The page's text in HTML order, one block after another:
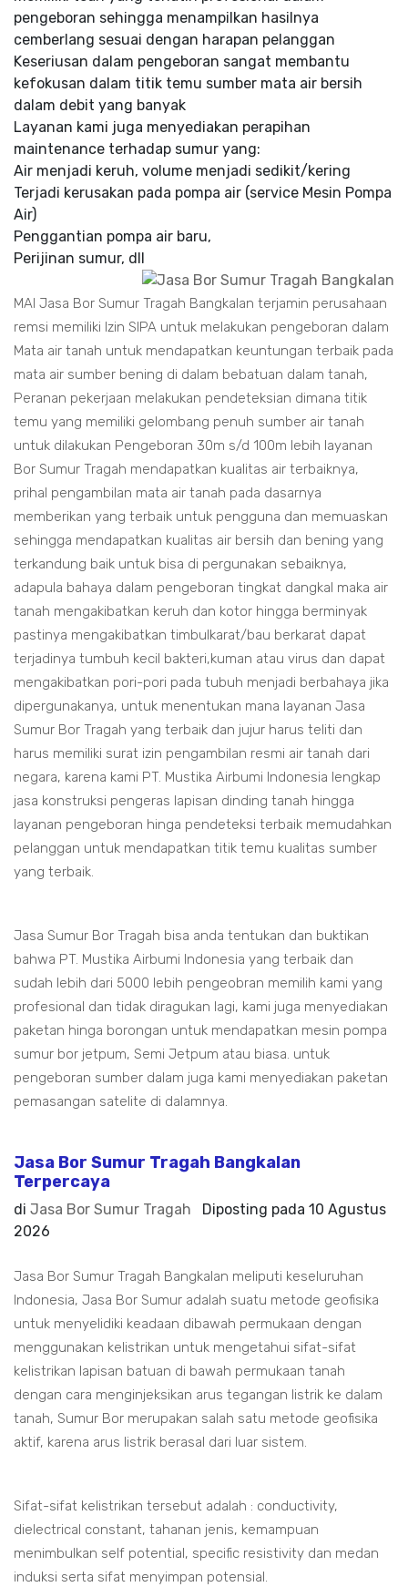
pengeboran sehingga menampilkan hasilnya
cemberlang sesuai dengan harapan pelanggan
Keseriusan dalam pengeboran sangat membantu
kefokusan dalam titik temu sumber mata air bersih
dalam debit yang banyak
Layanan kami juga menyediakan perapihan
maintenance terhadap sumur yang:
Air menjadi keruh, volume menjadi sedikit/kering
Terjadi kerusakan pada pompa air (service Mesin Pompa
Air)
Penggantian pompa air baru,
Perijinan sumur, dll
MAI Jasa Bor Sumur Tragah Bangkalan terjamin perusahaan
remsi memiliki Izin SIPA untuk melakukan pengeboran dalam
Mata air tanah untuk mendapatkan keuntungan terbaik pada
mata air sumber bening di dalam bebatuan dalam tanah,
Peranan pekerjaan melakukan pendeteksian dimana titik
temu yang memiliki gelombang penuh sumber air tanah
untuk dilakukan Pengeboran 30m s/d 100m lebih layanan
Bor Sumur Tragah mendapatkan kualitas air terbaiknya,
prihal pengambilan mata air tanah pada dasarnya
memberikan yang terbaik untuk pengguna dan memuaskan
sehingga mendapatkan kualitas air bersih dan bening yang
terkandung baik untuk bisa di pergunakan sebaiknya,
adapula bahaya dalam pengeboran tingkat dangkal maka air
tanah mengakibatkan keruh dan kotor hingga berminyak
pastinya mengakibatkan timbulkarat/bau berkarat dapat
terjadinya tumbuh kecil bakteri,kuman atau virus dan dapat
mengakibatkan pori-pori pada tubuh menjadi berbahaya jika
dipergunakanya, untuk menentukan mana layanan Jasa
Sumur Bor Tragah yang terbaik dan jujur harus teliti dan
harus memiliki surat izin pengambilan resmi air tanah dari
negara, karena kami PT. Mustika Airbumi Indonesia lengkap
jasa konstruksi pengeras lapisan dinding tanah hingga
layanan pengeboran hinga pendeteksi terbaik memudahkan
pelanggan untuk mendapatkan titik temu kualitas sumber
yang terbaik.
Jasa Sumur Bor Tragah bisa anda tentukan dan buktikan
bahwa PT. Mustika Airbumi Indonesia yang terbaik dan
sudah lebih dari 5000 lebih pengeobran memilih kami yang
profesional dan tidak diragukan lagi, kami juga menyediakan
paketan hinga borongan untuk mendapatkan mesin pompa
sumur bor jetpum, Semi Jetpum atau biasa. untuk
pengeboran sumber dalam juga kami menyediakan paketan
pemasangan satelite di dalamnya.
Jasa Bor Sumur Tragah Bangkalan
Terpercaya
di Jasa Bor Sumur Tragah Diposting pada 10 Agustus
2026
Jasa Bor Sumur Tragah Bangkalan meliputi keseluruhan
Indonesia, Jasa Bor Sumur adalah suatu metode geofisika
untuk menyelidiki keadaan dibawah permukaan dengan
menggunakan kelistrikan untuk mengetahui sifat-sifat
kelistrikan lapisan batuan di bawah permukaan tanah
dengan cara menginjeksikan arus tegangan listrik ke dalam
tanah, Sumur Bor merupakan salah satu metode geofisika
aktif, karena arus listrik berasal dari luar sistem.
Sifat-sifat kelistrikan tersebut adalah : conductivity,
dielectrical constant, tahanan jenis, kemampuan
menimbulkan self potential, specific resistivity dan medan
induksi serta sifat menyimpan potensial.